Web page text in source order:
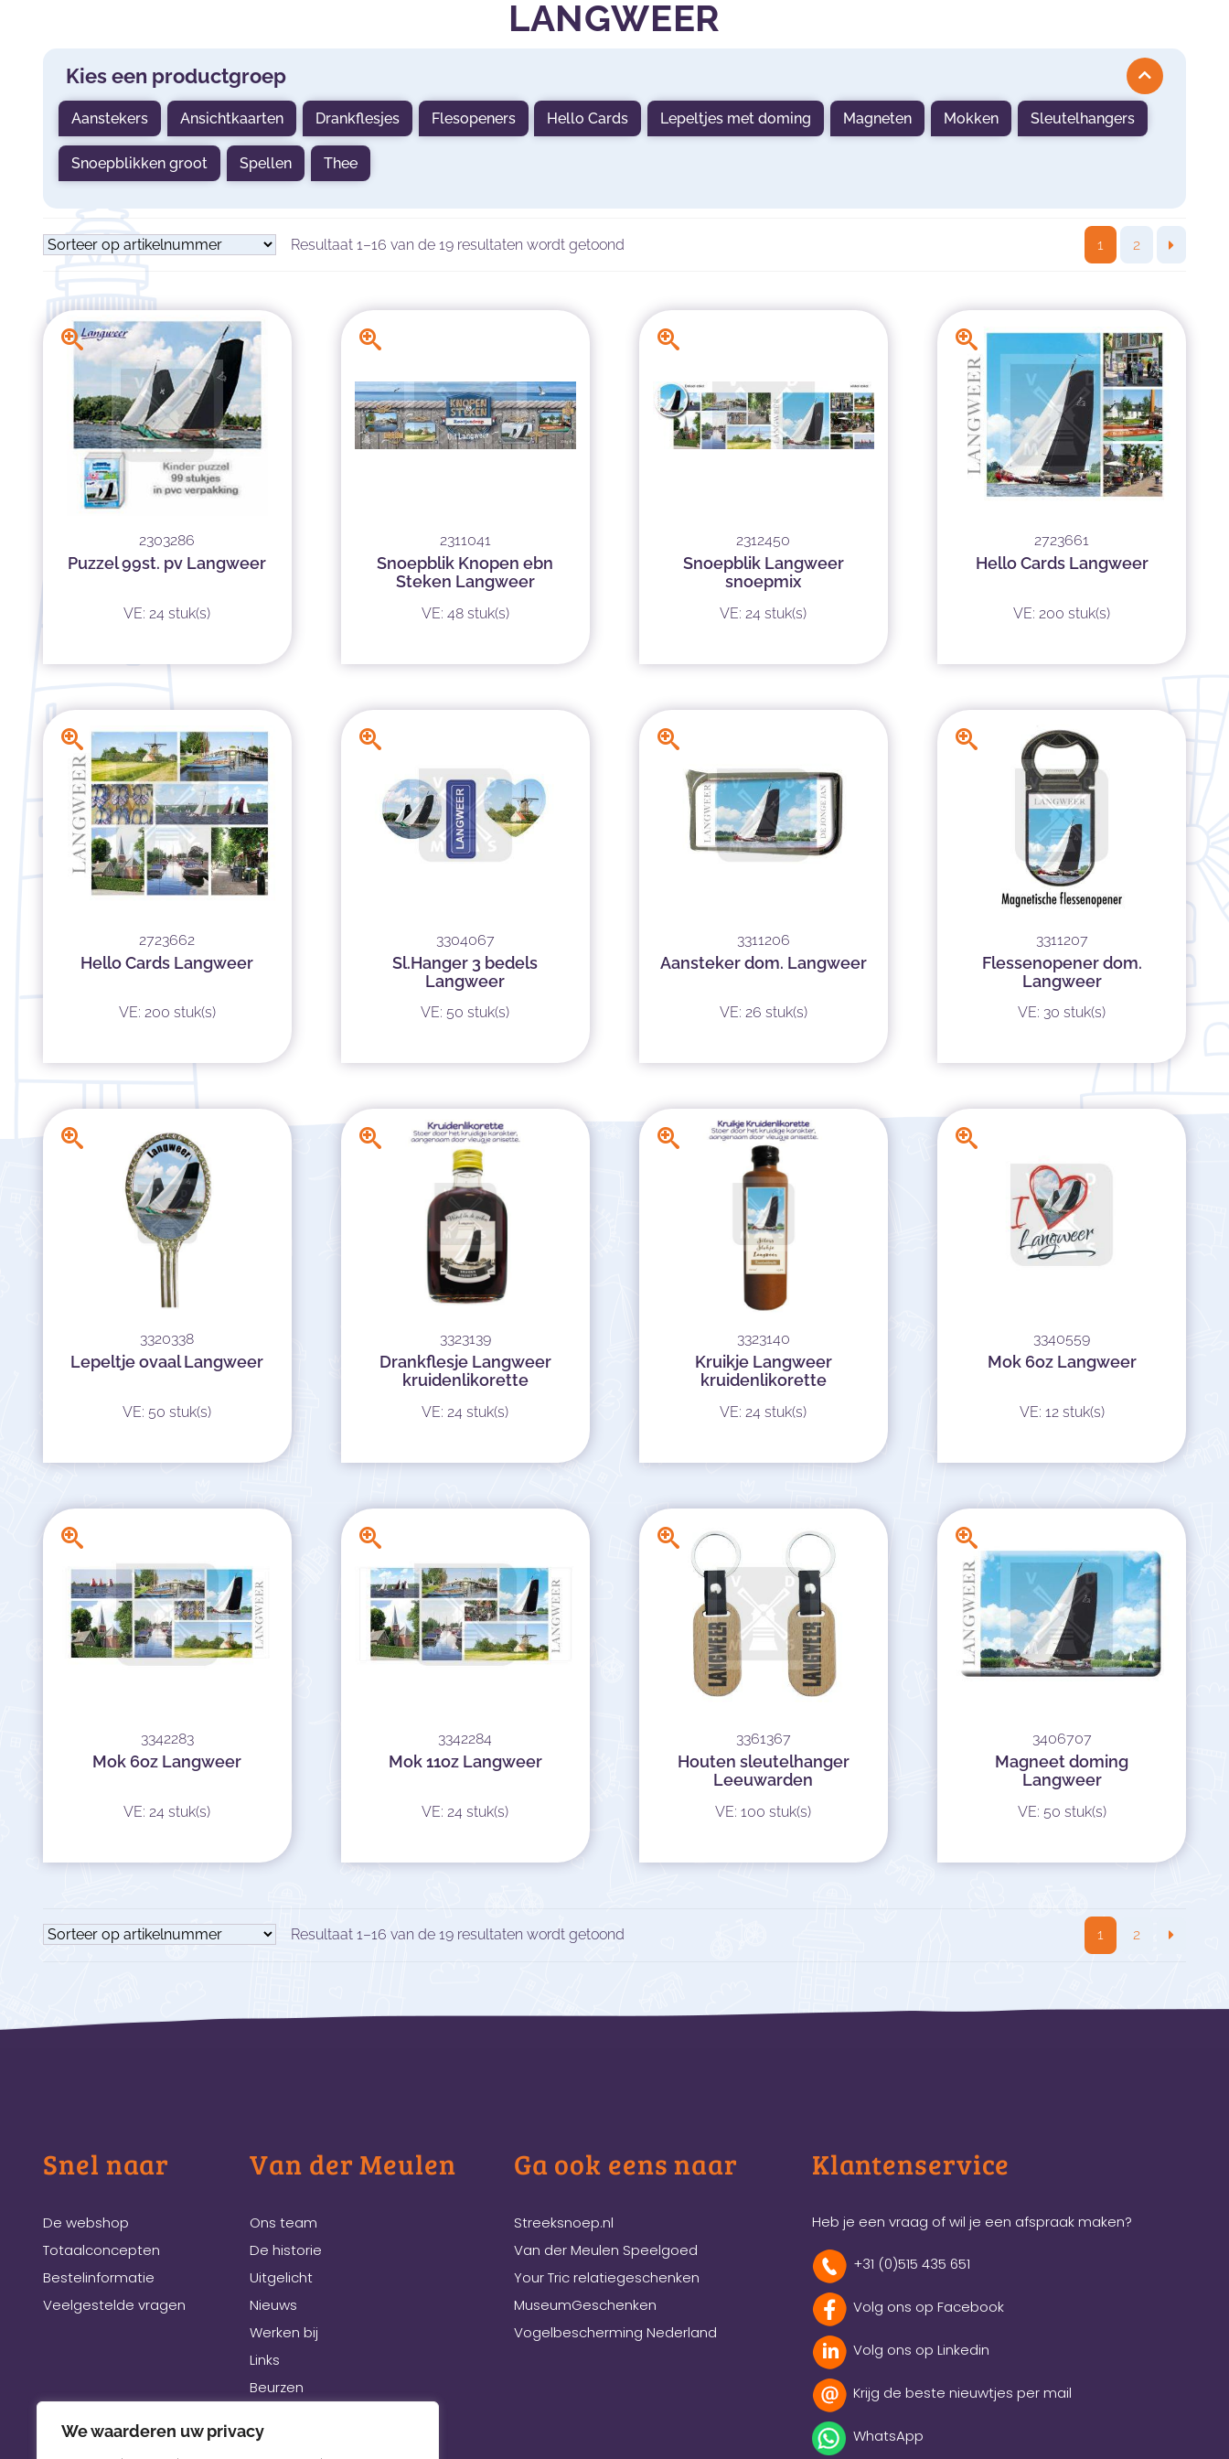
We waarderen uw privacy
LANGWEER
Kies een productgroep
Aanstekers Ansichtkaarten Drankflesjes Flesopeners Hello Cards Lepeltjes met doming Magneten Mokken Sleutelhangers
Snoepblikken groot Spellen Thee
Resultaat 1–16 van de 19 resultaten wordt getoond 1 2
2303286
Puzzel 99st. pv Langweer
VE: 24 stuk(s)
2311041
Snoepblik Knopen ebn
Steken Langweer
VE: 48 stuk(s)
2312450
Snoepblik Langweer
snoepmix
VE: 24 stuk(s)
2723661
Hello Cards Langweer
VE: 200 stuk(s)
2723662
Hello Cards Langweer
VE: 200 stuk(s)
3304067
Sl.Hanger 3 bedels
Langweer
VE: 50 stuk(s)
3311206
Aansteker dom. Langweer
VE: 26 stuk(s)
3311207
Flessenopener dom.
Langweer
VE: 30 stuk(s)
3320338
Lepeltje ovaal Langweer
VE: 50 stuk(s)
3323139
Drankflesje Langweer
kruidenlikorette
VE: 24 stuk(s)
3323140
Kruikje Langweer
kruidenlikorette
VE: 24 stuk(s)
3340559
Mok 6oz Langweer
VE: 12 stuk(s)
3342283
Mok 6oz Langweer
VE: 24 stuk(s)
3342284
Mok 11oz Langweer
VE: 24 stuk(s)
3361367
Houten sleutelhanger
Leeuwarden
VE: 100 stuk(s)
3406707
Magneet doming
Langweer
VE: 50 stuk(s)
Resultaat 1–16 van de 19 resultaten wordt getoond 1 2
Snel naar
De webshop
Totaalconcepten
Bestelinformatie
Veelgestelde vragen
Van der Meulen
Ons team
De historie
Uitgelicht
Nieuws
Werken bij
Links
Beurzen
Ga ook eens naar
Streeksnoep.nl
Van der Meulen Speelgoed
Your Tric relatiegeschenken
MuseumGeschenken
Vogelbescherming Nederland
Klantenservice
Heb je een vraag of wil je een afspraak maken?
+31 (0)515 435 651
Volg ons op Facebook
Volg ons op Linkedin
Krijg de beste nieuwtjes per mail
WhatsApp